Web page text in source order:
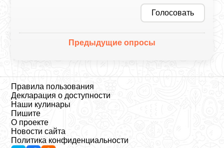
Голосовать
Предыдущие опросы
Правила пользования
Декларация о доступности
Наши кулинары
Пишите
О проекте
Новости сайта
Политика конфиденциальности